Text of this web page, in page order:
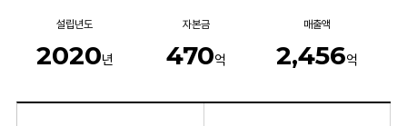
설립년도
2020년
자본금
470억
매출액
2,456억